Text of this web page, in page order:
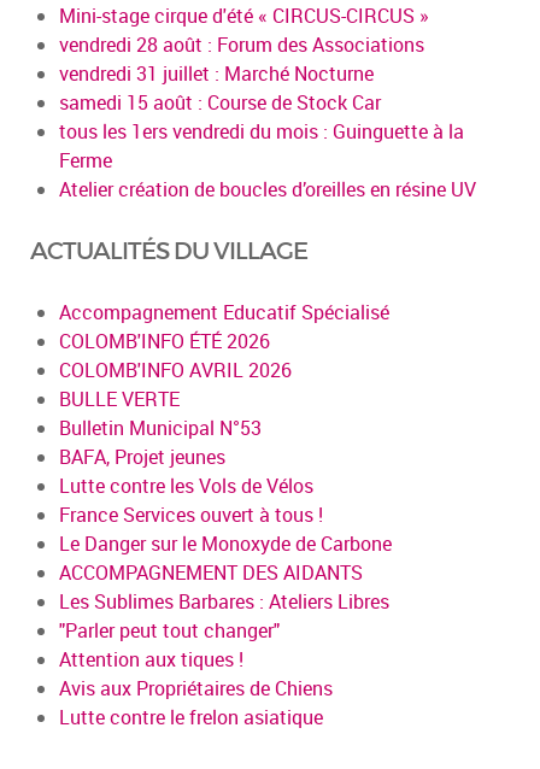
Mini-stage cirque d'été « CIRCUS-CIRCUS »
vendredi 28 août : Forum des Associations
vendredi 31 juillet : Marché Nocturne
samedi 15 août : Course de Stock Car
tous les 1ers vendredi du mois : Guinguette à la
Ferme
Atelier création de boucles d’oreilles en résine UV
ACTUALITÉS DU VILLAGE
Accompagnement Educatif Spécialisé
COLOMB'INFO ÉTÉ 2026
COLOMB'INFO AVRIL 2026
BULLE VERTE
Bulletin Municipal N°53
BAFA, Projet jeunes
Lutte contre les Vols de Vélos
France Services ouvert à tous !
Le Danger sur le Monoxyde de Carbone
ACCOMPAGNEMENT DES AIDANTS
Les Sublimes Barbares : Ateliers Libres
"Parler peut tout changer"
Attention aux tiques !
Avis aux Propriétaires de Chiens
Lutte contre le frelon asiatique